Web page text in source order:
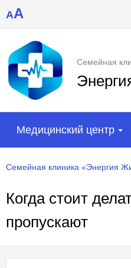
AA
Семейная
Медицинский центр
Семейная клиника «Энергия
Когда стоит
пропускают